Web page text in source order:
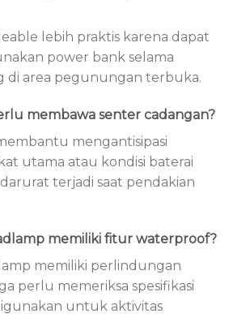
lebih praktis karena dapat
power bank selama
di area pegunungan terbuka.
membawa senter cadangan?
mengantisipasi
utama atau kondisi baterai
terjadi saat pendakian
memiliki fitur waterproof?
memiliki perlindungan
perlu memeriksa spesifikasi
untuk aktivitas